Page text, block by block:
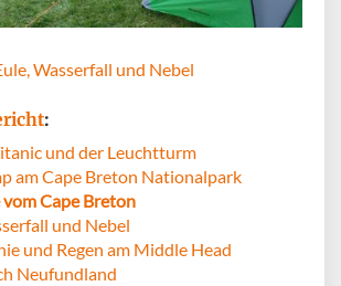
Wasserfall und Nebel
:
und der Leuchtturm
am Cape Breton Nationalpark
vom Cape Breton
und Nebel
und Regen am Middle Head
Neufundland